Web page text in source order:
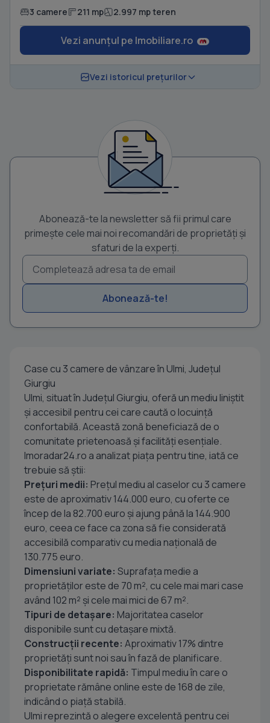
3 camere 211 mp 2.997 mp teren
Vezi anunțul pe Imobiliare.ro
Vezi istoricul prețurilor
Abonează-te la newsletter să fii primul care
primește cele mai noi recomandări de proprietăți și
sfaturi de la experți.
Abonează-te!
Case cu 3 camere de vânzare în Ulmi, Județul
Giurgiu
Ulmi, situat în Județul Giurgiu, oferă un mediu liniștit
și accesibil pentru cei care caută o locuință
confortabilă. Această zonă beneficiază de o
comunitate prietenoasă și facilități esențiale.
Imoradar24.ro a analizat piața pentru tine, iată ce
trebuie să știi:
Prețuri medii: Prețul mediu al caselor cu 3 camere
este de aproximativ 144.000 euro, cu oferte ce
încep de la 82.700 euro și ajung până la 144.900
euro, ceea ce face ca zona să fie considerată
accesibilă comparativ cu media națională de
130.775 euro.
Dimensiuni variate: Suprafața medie a
proprietăților este de 70 m², cu cele mai mari case
având 102 m² și cele mai mici de 67 m².
Tipuri de detașare: Majoritatea caselor
disponibile sunt cu detașare mixtă.
Construcții recente: Aproximativ 17% dintre
proprietăți sunt noi sau în fază de planificare.
Disponibilitate rapidă: Timpul mediu în care o
proprietate rămâne online este de 168 de zile,
indicând o piață stabilă.
Ulmi reprezintă o alegere excelentă pentru cei